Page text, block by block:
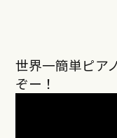
世界一簡単ピア
ぞー！